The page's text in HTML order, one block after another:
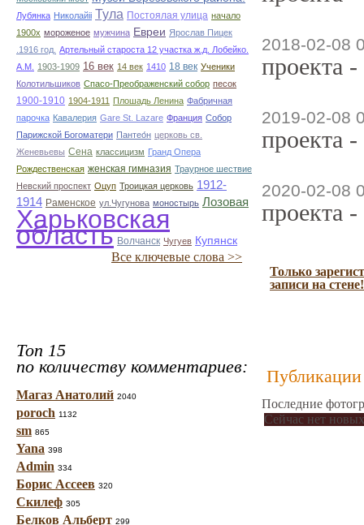
Лубянка Николайii Тула Постоялая улица начало
1900х мороженое мужчина Евреи Ярослав Пицек
.1916 год. Артельный староста 12 участка ж.д. Лобейко.
А.М.
1903-1909 16 век 14 век 1410 18 век Ученики
Колотильшиков Спасо-Преображенский собор песок
1900-1910 1904-1911 Плошадь Ленина Фабричная
парочка Кавалерия Gare St. Lazare Франция Собор
Парижской Богоматери Пантео́н церковь св.
Женевьевы Сена классицизм Гранд Опера
Рождественская женская гимназия Траурное шествие
Невский проспект Оцуп Троицкая церковь 1912-
1914 Раменское ул.Чугунова моностырь Лозовая
Харьковская
область Волчанск Чугуев Купянск
Все ключевые слова >>
Топ 15
по количеству комментариев:
Магаз Анатолий 2040
poroch 1132
sm 865
Yana 398
Admin 334
Борис Ассеев 320
Скилеф 305
Белков Альберт 299
2018-02-08
проекта
2019-02-08
проекта
2020-02-08
проекта
Только
записи на стене!
Публикации
Последние
Сейчас нет